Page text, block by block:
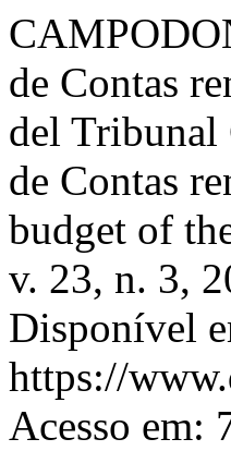
de Contas
del Tribunal
de Contas
budget of
v. 23, n. 3,
Disponível
https://
Acesso em: